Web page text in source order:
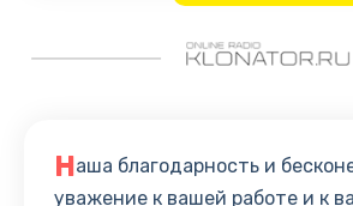
Наша благодарность и
уважение к вашей работе и к